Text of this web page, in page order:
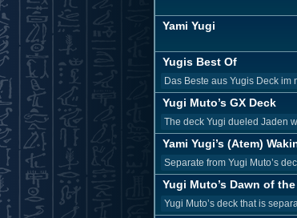
Yami Yugi
Yugis Best Of
Das Beste aus Yugis Deck
Yugi Muto’s GX Deck
The deck Yugi dueled Jaden
Yami Yugi’s (Atem)
Separate from Yugi Muto’s
Yugi Muto’s Dawn of
Yugi Muto’s deck that is